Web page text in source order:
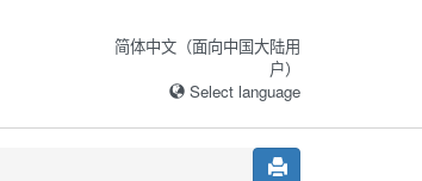
简体中文（面向中国大陆用
户）
Select language